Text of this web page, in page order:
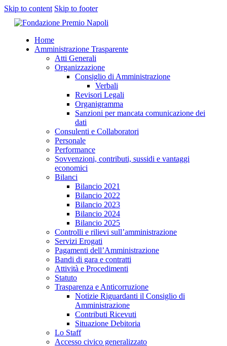
Skip to content Skip to footer
Home
Amministrazione Trasparente
Atti Generali
Organizzazione
Consiglio di Amministrazione
Verbali
Revisori Legali
Organigramma
Sanzioni per mancata comunicazione dei
dati
Consulenti e Collaboratori
Personale
Performance
Sovvenzioni, contributi, sussidi e vantaggi
economici
Bilanci
Bilancio 2021
Bilancio 2022
Bilancio 2023
Bilancio 2024
Bilancio 2025
Controlli e rilievi sull’amministrazione
Servizi Erogati
Pagamenti dell’Amministrazione
Bandi di gara e contratti
Attività e Procedimenti
Statuto
Trasparenza e Anticorruzione
Notizie Riguardanti il Consiglio di
Amministrazione
Contributi Ricevuti
Situazione Debitoria
Lo Staff
Accesso civico generalizzato